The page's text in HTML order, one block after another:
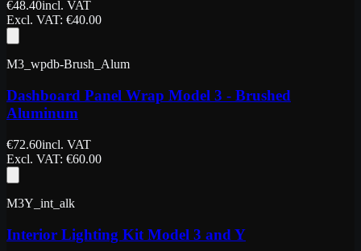
€48.40incl. VAT
Excl. VAT: €40.00
M3_wpdb-Brush_Alum
Dashboard Panel Wrap Model 3 - Brushed
Aluminum
€72.60incl. VAT
Excl. VAT: €60.00
M3Y_int_alk
Interior Lighting Kit Model 3 and Y